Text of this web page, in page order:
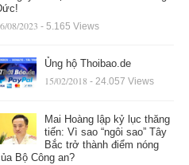
08/2023 - 5.165 Views
Ủng hộ Thoibao.de
15/02/2018 - 24.057 Views
Mai Hoàng lập kỷ lục thăng
tiến: Vì sao “ngôi sao” Tây
Bắc trở thành điểm nóng
Bộ Công an?